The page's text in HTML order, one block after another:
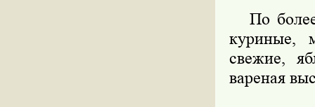
По более
куриные,
свежие,
вареная